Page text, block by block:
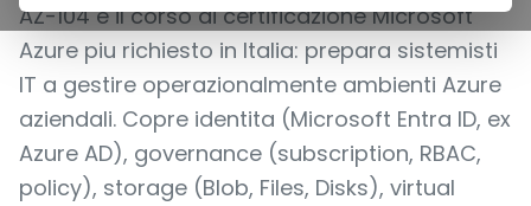
AZ-104 e il corso di certificazione Microsoft
Azure piu richiesto in Italia: prepara sistemisti
IT a gestire operazionalmente ambienti Azure
aziendali. Copre identita (Microsoft Entra ID, ex
Azure AD), governance (subscription, RBAC,
policy), storage (Blob, Files, Disks), virtual